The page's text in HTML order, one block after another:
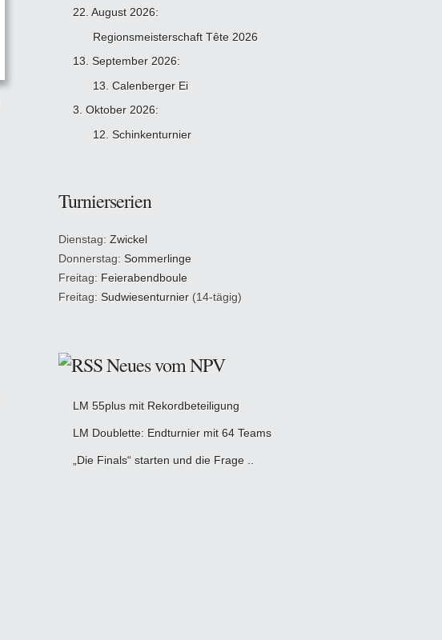
22. August 2026:
Regionsmeisterschaft Tête 2026
13. September 2026:
13. Calenberger Ei
3. Oktober 2026:
12. Schinkenturnier
Turnierserien
Dienstag: Zwickel
Donnerstag: Sommerlinge
Freitag: Feierabendboule
Freitag: Sudwiesenturnier (14-tägig)
Neues vom NPV
LM 55plus mit Rekordbeteiligung
LM Doublette: Endturnier mit 64 Teams
„Die Finals“ starten und die Frage ..